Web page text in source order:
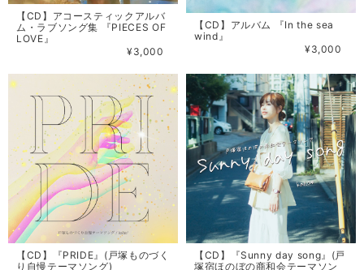
【CD】アコースティックアルバ
ム・ラブソング集 『PIECES OF
LOVE』
¥3,000
【CD】アルバム 『In the sea
wind』
¥3,000
【CD】『PRIDE』(戸塚ものづく
り自慢テーマソング)
【CD】『Sunny day song』(戸
塚宿ほのぼの商和会テーマソン